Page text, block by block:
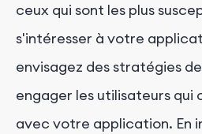
ceux qui sont les plus
s'intéresser à votre
envisagez des stratégies
engager les utilisateurs qui
avec votre application. En